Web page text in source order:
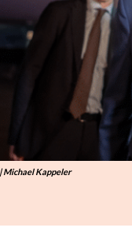
Michael Kappeler